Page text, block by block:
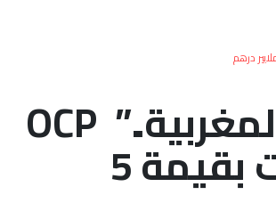
هذه المرة من السوق المغربية..” OCP
” تتم بنجاح إصدار سندات بقيمة 5